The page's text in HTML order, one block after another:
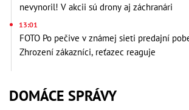
nevynoril! V akcii sú drony aj záchranári
13:01
FOTO Po pečive v známej sieti predajní
Zhrození zákazníci, reťazec reaguje
DOMÁCE SPRÁVY